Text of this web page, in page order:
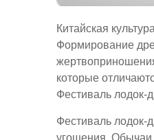
Китайская
Формирование
которые
Фестиваль лодок-
Фестиваль лодок-
угощения. Обычаи